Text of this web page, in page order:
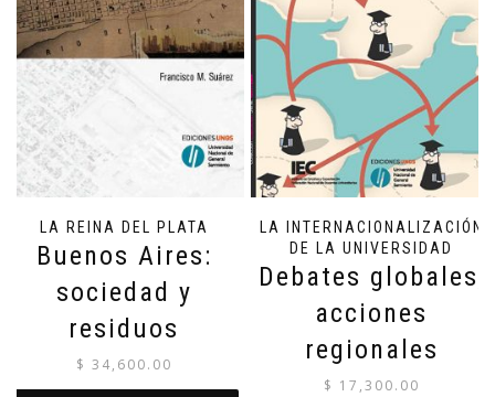
LA REINA DEL PLATA
Buenos Aires:
sociedad y
residuos
$ 34,600.00
LA INTERNACIONALIZACIÓN
DE LA UNIVERSIDAD
Debates globales,
acciones
regionales
$ 17,300.00